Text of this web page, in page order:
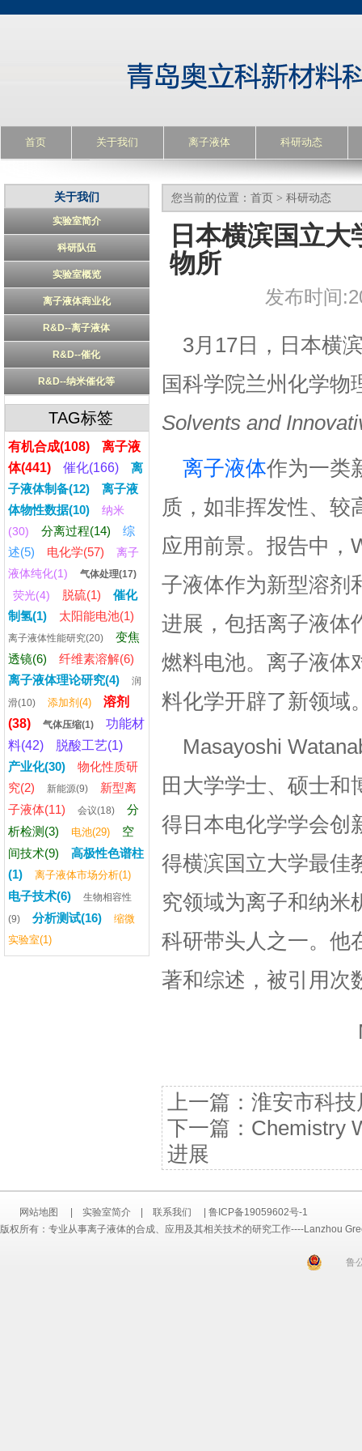
首页 关于我们 离子液体 科研动态
关于我们
实验室简介
科研队伍
实验室概览
离子液体商业化
R&D--离子液体
R&D--催化
R&D--纳米催化等
TAG标签
有机合成(108)
离子液
体(441)
催化(166)
离
子液体制备(12)
离子液
体物性数据(10)
纳米
(30)
分离过程(14)
综
述(5)
电化学(57)
离子
液体纯化(1)
气体处理(17)
荧光(4) 脱硫(1)
催化
制氢(1)
太阳能电池(1)
离子液体性能研究(20)
变焦
透镜(6)
纤维素溶解(6)
离子液体理论研究(4)
润
滑(10)
添加剂(4)
溶剂
(38)
气体压缩(1)
功能材
料(42)
脱酸工艺(1)
产业化(30)
物化性质研
究(2)
新能源(9)
新型离
子液体(11)
会议(18)
分
析检测(3)
电池(29)
空
间技术(9)
高极性色谱柱
(1)
离子液体市场分析(1)
电子技术(6)
生物相容性
(9)
分析测试(16)
缩微
实验室(1)
您当前的位置： 首页 > 科研动态
日本横滨国立大
物所
发布时间
3月 17 日，日本横
国科学院兰州化学物
Solvents and
离子液体作为一类
质，如非挥发性、较
应用前景。报告中，
子液体作为新型溶剂
进展，包括离子液体
燃料电池。离子液体
料化学开辟了新领域
Masayoshi
田大学学士、硕士和
得日本电化学学会创
得横滨国立大学最佳
究领域为离子和纳米
科研带头人之一。他
著和综述，被引用次
上一篇： 淮安市科
下一篇： Chemistry
进展
网站地图 实验室简介 联系我们
鲁ICP备19059602号-1
版权所有：专业从事离子液体的合成、应用及其相关技术的研究工作----Lanzhou
鲁